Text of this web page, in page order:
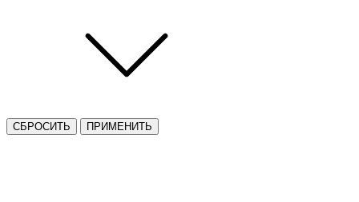
СБРОСИТЬ ПРИМЕНИТЬ